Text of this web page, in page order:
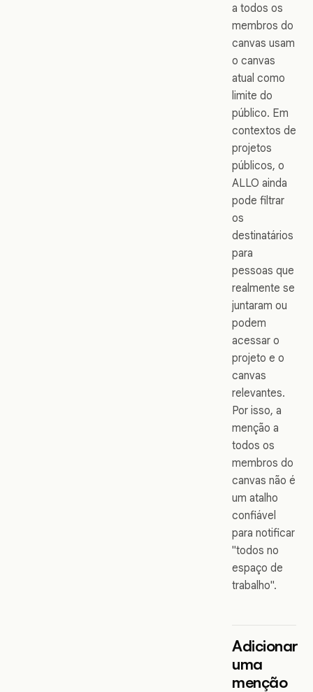
a todos os
membros do
canvas usam
o canvas
atual como
limite do
público. Em
contextos de
projetos
públicos, o
ALLO ainda
pode filtrar
os
destinatários
para
pessoas que
realmente se
juntaram ou
podem
acessar o
projeto e o
canvas
relevantes.
Por isso, a
menção a
todos os
membros do
canvas não é
um atalho
confiável
para notificar
"todos no
espaço de
trabalho".
Adicionar
uma
menção